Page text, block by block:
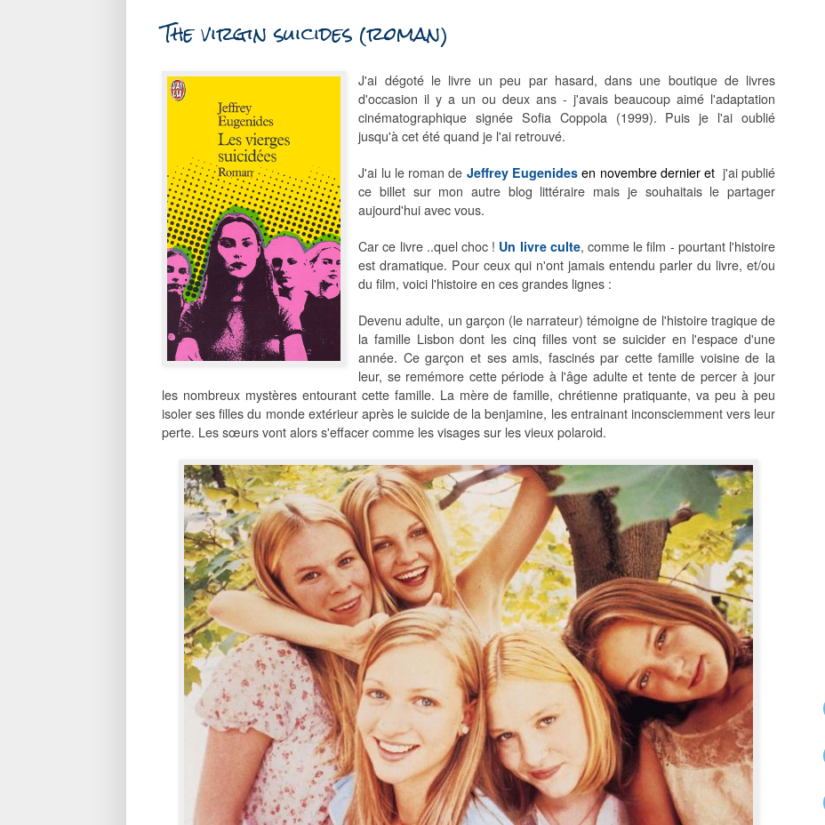
The virgin suicides (roman)
J'ai dégoté le livre un peu par hasard, dans une boutique de livres
d'occasion il y a un ou deux ans - j'avais beaucoup aimé l'adaptation
cinématographique signée Sofia Coppola (1999). Puis je l'ai oublié
jusqu'à cet été quand je l'ai retrouvé.
J'ai lu le roman de Jeffrey Eugenidesen novembre dernier et j'ai publié
ce billet sur mon autre blog littéraire mais je souhaitais le partager
aujourd'hui avec vous.
Car ce livre ..quel choc ! Un livre culte, comme le film - pourtant l'histoire
est dramatique. Pour ceux qui n'ont jamais entendu parler du livre, et/ou
du film, voici l'histoire en ces grandes lignes :
Devenu adulte, un garçon (le narrateur) témoigne de l'histoire tragique de
la famille Lisbon dont les cinq filles vont se suicider en l'espace d'une
année. Ce garçon et ses amis, fascinés par cette famille voisine de la
leur, se remémore cette période à l'âge adulte et tente de percer à jour
les nombreux mystères entourant cette famille. La mère de famille, chrétienne pratiquante, va peu à peu
isoler ses filles du monde extérieur après le suicide de la benjamine, les entrainant inconsciemment vers leur
perte. Les sœurs vont alors s'effacer comme les visages sur les vieux polaroid.